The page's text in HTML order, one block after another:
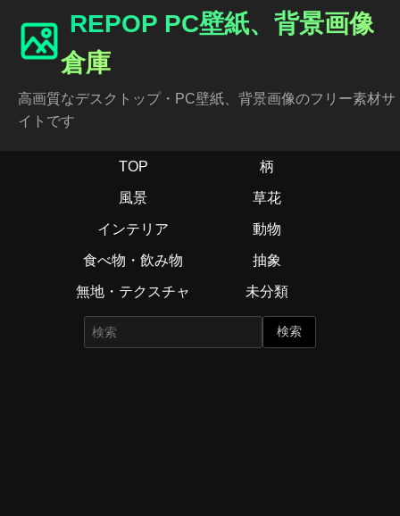
REPOP PC壁紙、背景画像
倉庫
高画質なデスクトップ・PC壁紙、背景画像のフリー素材サ
イトです
TOP 柄
風景 草花
インテリア 動物
食べ物・飲み物 抽象
無地・テクスチャ 未分類